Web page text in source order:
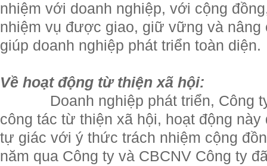
nhiệm với doanh nghiệp, với cộng
nhiệm vụ được giao, giữ vững và nâng
giúp doanh nghiệp phát triển toàn diện.
Về hoạt động từ thiện xã hội:
Doanh nghiệp phát triển, Công ty
công tác từ thiện xã hội, hoạt động
tự giác với ý thức trách nhiệm cộng
năm qua Công ty và CBCNV Công ty